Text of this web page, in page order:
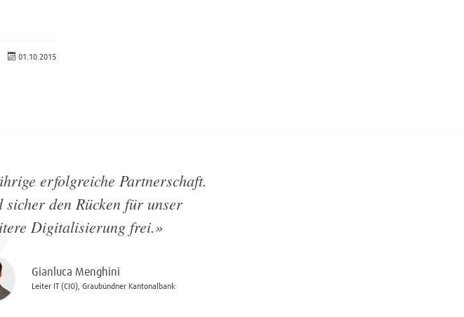
01.10.2015
erfolgreiche Partnerschaft.
den Rücken für unser
Digitalisierung frei.»
Gianluca Menghini
Leiter IT (CIO), Graubündner Kantonalbank